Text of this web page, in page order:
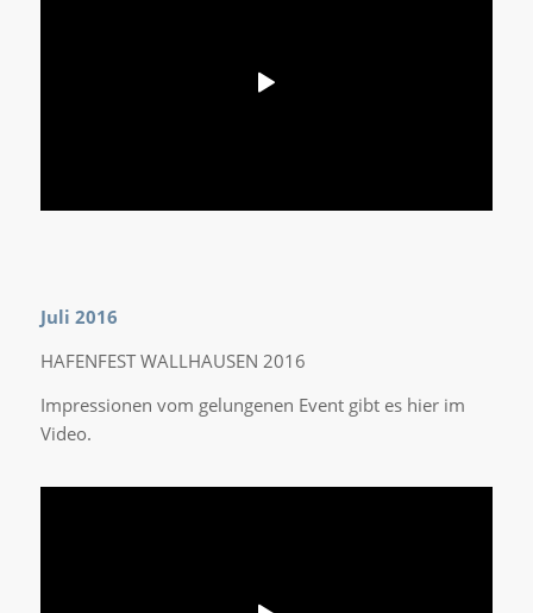
Juli 2016
HAFENFEST WALLHAUSEN 2016
Impressionen vom gelungenen Event gibt es hier im
Video.